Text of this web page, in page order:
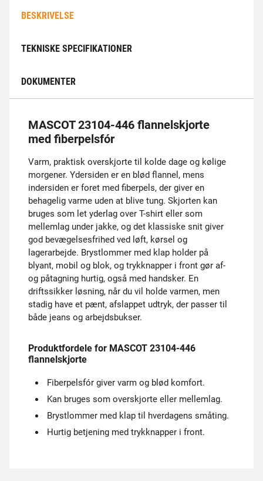
BESKRIVELSE
TEKNISKE SPECIFIKATIONER
DOKUMENTER
MASCOT 23104-446 flannelskjorte
med fiberpelsfór
Varm, praktisk overskjorte til kolde dage og kølige
morgener. Ydersiden er en blød flannel, mens
indersiden er foret med fiberpels, der giver en
behagelig varme uden at blive tung. Skjorten kan
bruges som let yderlag over T-shirt eller som
mellemlag under jakke, og det klassiske snit giver
god bevægelsesfrihed ved løft, kørsel og
lagerarbejde. Brystlommer med klap holder på
blyant, mobil og blok, og trykknapper i front gør af-
og påtagning hurtig, også med handsker. En
driftssikker løsning, når du vil holde varmen, men
stadig have et pænt, afslappet udtryk, der passer til
både jeans og arbejdsbukser.
Produktfordele for MASCOT 23104-446
flannelskjorte
Fiberpelsfór giver varm og blød komfort.
Kan bruges som overskjorte eller mellemlag.
Brystlommer med klap til hverdagens småting.
Hurtig betjening med trykknapper i front.